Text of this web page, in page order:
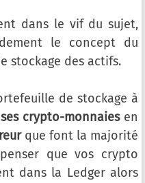
dans le vif du sujet,
le concept du
stockage des actifs.
de stockage à
crypto-monnaiesen
que font la majorité
que vos crypto
dans la Ledger alors